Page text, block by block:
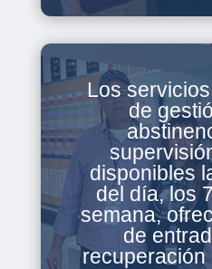
Los
de
disponibles
del día, los
semana,
de
recuperación